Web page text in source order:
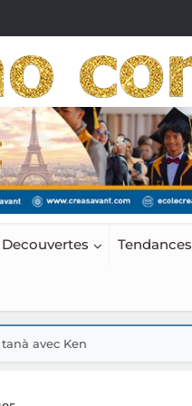
Decouvertes Tendances
avec Ken